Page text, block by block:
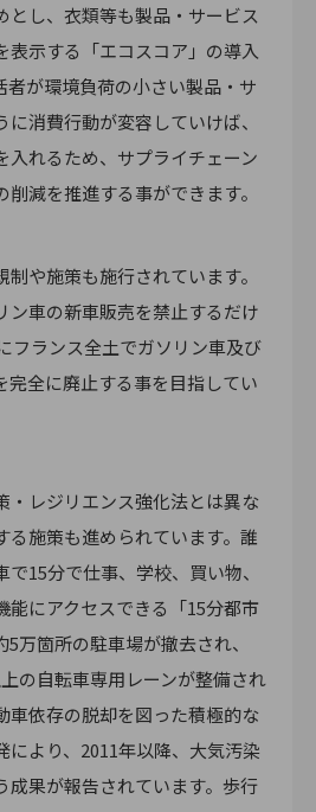
とし、衣類等も製品・サービス
表示する「エコスコア」の導入
者が環境負荷の小さい製品・サ
消費行動が変容していけば、
入れるため、サプライチェーン
減を推進する事ができます。
や施策も施行されています。
ン車の新車販売を禁止するだけ
フランス全土でガソリン車及び
完全に廃止する事を目指してい
・レジリエンス強化法とは異な
る施策も進められています。誰
15分で仕事、学校、買い物、
能にアクセスできる「15分都市
万箇所の駐車場が撤去され、
の自転車専用レーンが整備され
車依存の脱却を図った積極的な
により、2011年以降、大気汚染
成果が報告されています。歩行